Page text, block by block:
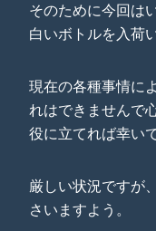
そのために今回は
白いボトルを入荷
現在の各種事情に
れはできませんで
役に立てれば幸い
厳しい状況ですが
さいますよう。